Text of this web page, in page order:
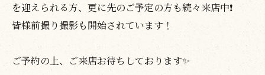
を迎えられる方、更に先のご予定の方も続々来店中❗️
皆様前撮り撮影も開始されています！
ご予約の上、ご来店お待ちしております✨